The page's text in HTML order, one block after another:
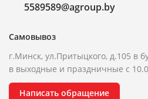
5589589@agroup.by
Самовывоз
г.Минск, ул.Притыцкого, д.105 в
в выходные и праздничные с
Написать обращение